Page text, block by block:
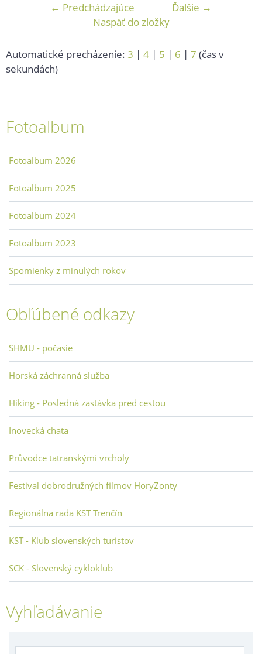
← Predchádzajúce
Ďalšie →
Naspäť do zložky
Automatické precházenie: 3 | 4 | 5 | 6 | 7 (čas v
sekundách)
Fotoalbum
Fotoalbum 2026
Fotoalbum 2025
Fotoalbum 2024
Fotoalbum 2023
Spomienky z minulých rokov
Obľúbené odkazy
SHMU - počasie
Horská záchranná služba
Hiking - Posledná zastávka pred cestou
Inovecká chata
Průvodce tatranskými vrcholy
Festival dobrodružných filmov HoryZonty
Regionálna rada KST Trenčín
KST - Klub slovenských turistov
SCK - Slovenský cykloklub
Vyhľadávanie